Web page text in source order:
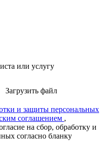
или услугу
Загрузить файл
и защиты персональных
соглашением ,
на сбор, обработку и
согласно бланку